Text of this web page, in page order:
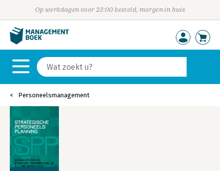
Op werkdagen voor 23:00 besteld, morgen in huis
Personeelsmanagement